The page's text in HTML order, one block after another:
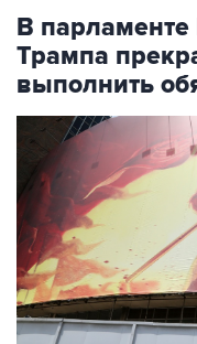
В
Трампа
выполнить